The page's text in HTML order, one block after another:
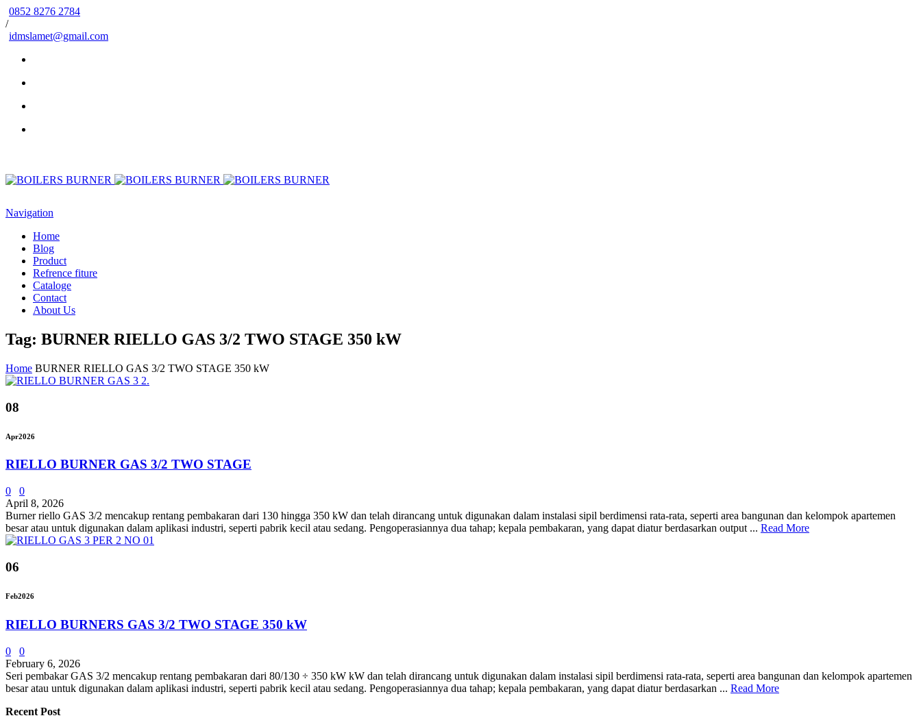
0852 8276 2784
/
idmslamet@gmail.com
Navigation
Home
Blog
Product
Refrence fiture
Cataloge
Contact
About Us
Tag: BURNER RIELLO GAS 3/2 TWO STAGE 350 kW
Home BURNER RIELLO GAS 3/2 TWO STAGE 350 kW
08
Apr2026
RIELLO BURNER GAS 3/2 TWO STAGE
0
0
April 8, 2026
Burner riello GAS 3/2 mencakup rentang pembakaran dari 130 hingga 350 kW dan telah dirancang untuk digunakan dalam instalasi sipil berdimensi rata-rata, seperti area bangunan dan kelompok apartemen
besar atau untuk digunakan dalam aplikasi industri, seperti pabrik kecil atau sedang. Pengoperasiannya dua tahap; kepala pembakaran, yang dapat diatur berdasarkan output ... Read More
06
Feb2026
RIELLO BURNERS GAS 3/2 TWO STAGE 350 kW
0
0
February 6, 2026
Seri pembakar GAS 3/2 mencakup rentang pembakaran dari 80/130 ÷ 350 kW kW dan telah dirancang untuk digunakan dalam instalasi sipil berdimensi rata-rata, seperti area bangunan dan kelompok apartemen
besar atau untuk digunakan dalam aplikasi industri, seperti pabrik kecil atau sedang. Pengoperasiannya dua tahap; kepala pembakaran, yang dapat diatur berdasarkan ... Read More
Recent Post